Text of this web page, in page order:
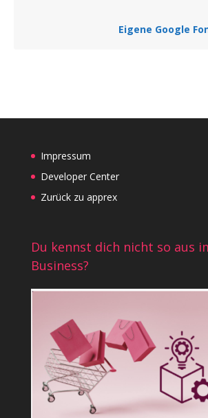
Eigene Google
Impressum
Developer Center
Zurück zu apprex
Du kennst dich nicht so aus
Business?